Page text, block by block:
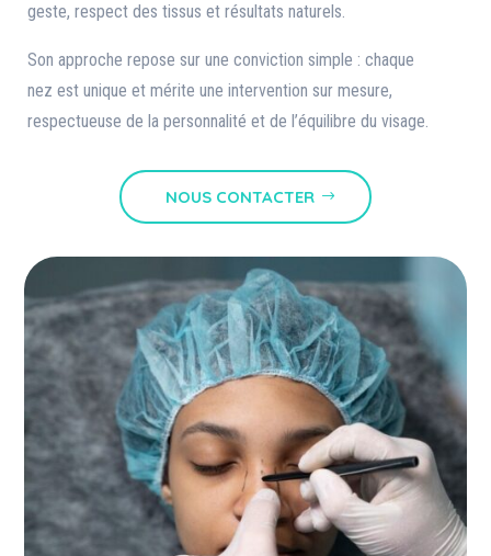
geste, respect des tissus et résultats naturels.
Son approche repose sur une conviction simple : chaque
nez est unique et mérite une intervention sur mesure,
respectueuse de la personnalité et de l’équilibre du visage.
NOUS CONTACTER